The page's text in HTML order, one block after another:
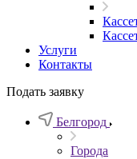
Услуги
Контакты
Подать заявку
Белгород
Города